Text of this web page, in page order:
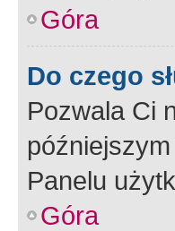
Góra
Do czego
Pozwala Ci
Panelu
Góra